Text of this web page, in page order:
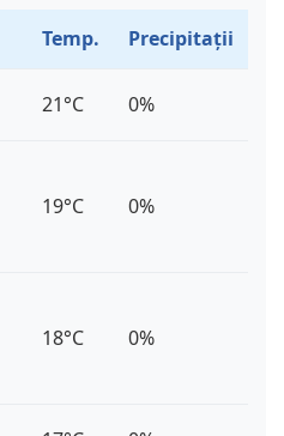
Temp. Precipitații
21°C 0%
19°C 0%
18°C 0%